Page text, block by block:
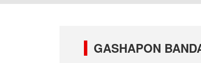
GASHAPON